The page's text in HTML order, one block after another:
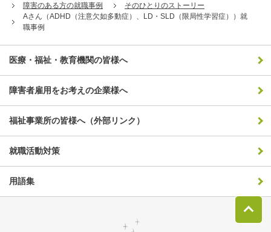
障害のある方の就職事例
そのひとりのストーリー
Aさん（ADHD（注意欠如多動症）、LD・SLD（限局性学習症））就
職事例
医療・福祉・教育機関の皆様へ
障害者雇用をお考えの企業様へ
福祉事業所の皆様へ（外部リンク）
就職活動対策
用語集